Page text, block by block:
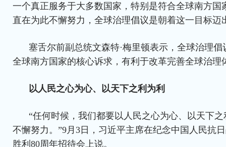
一个真正服务于大多数国家，特别是符合全球南方国
直在为此不懈努力，全球治理倡议是朝着这一目标迈
塞舌尔前副总统文森特·梅里顿表示，全球治理
全球南方国家的核心诉求，有利于改革完善全球治理
以人民之心为心、以天下之利为利
“任何时候，我们都要以人民之心为心、以天下
不懈努力。”9月3日，习近平主席在纪念中国人民抗
胜利80周年招待会上说。